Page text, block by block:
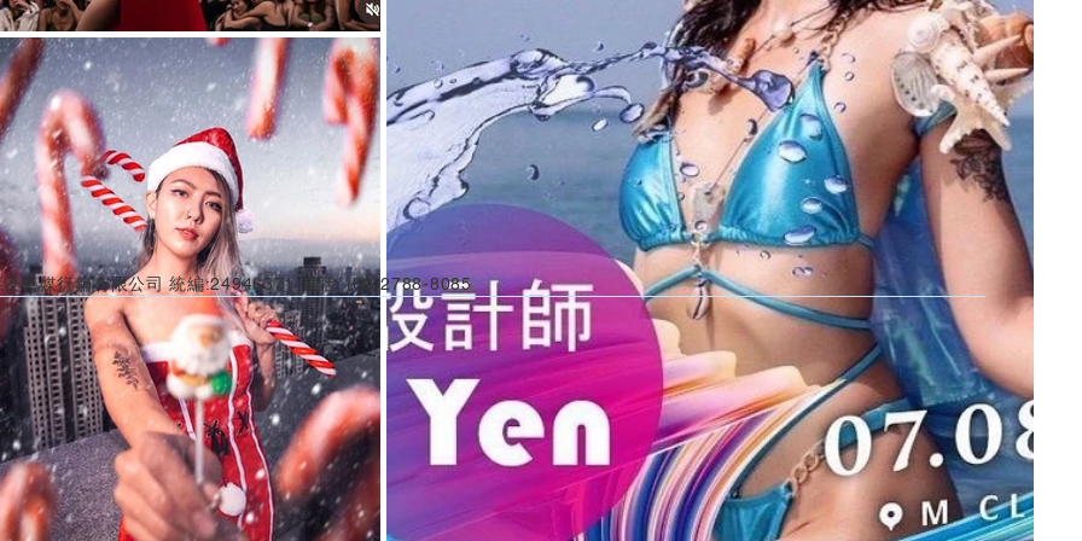
美傳媒行銷有限公司 統編:24946371 電話: (02)2788-8085